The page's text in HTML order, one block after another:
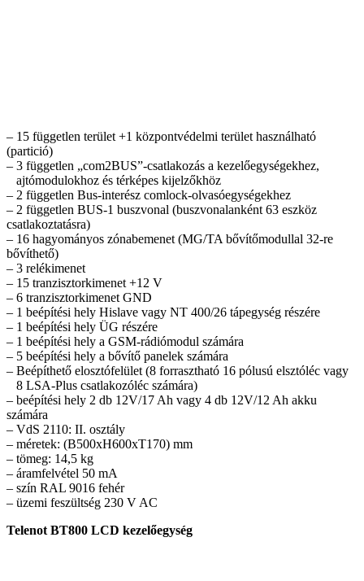
– 15 független terület +1 központvédelmi terület használható
(partició)
– 3 független „com2BUS”-csatlakozás a kezelőegységekhez,
ajtómodulokhoz és térképes kijelzőkhöz
– 2 független Bus-interész comlock-olvasóegységekhez
– 2 független BUS-1 buszvonal (buszvonalanként 63 eszköz
csatlakoztatásra)
– 16 hagyományos zónabemenet (MG/TA bővítőmodullal 32-re
bővíthető)
– 3 relékimenet
– 15 tranzisztorkimenet +12 V
– 6 tranzisztorkimenet GND
– 1 beépítési hely Hislave vagy NT 400/26 tápegység részére
– 1 beépítési hely ÜG részére
– 1 beépítési hely a GSM-rádiómodul számára
– 5 beépítési hely a bővítő panelek számára
– Beépíthető elosztófelület (8 forrasztható 16 pólusú elsztóléc vagy
8 LSA-Plus csatlakozóléc számára)
– beépítési hely 2 db 12V/17 Ah vagy 4 db 12V/12 Ah akku
számára
– VdS 2110: II. osztály
– méretek: (B500xH600xT170) mm
– tömeg: 14,5 kg
– áramfelvétel 50 mA
– szín RAL 9016 fehér
– üzemi feszültség 230 V AC
Telenot BT800 LCD kezelőegység